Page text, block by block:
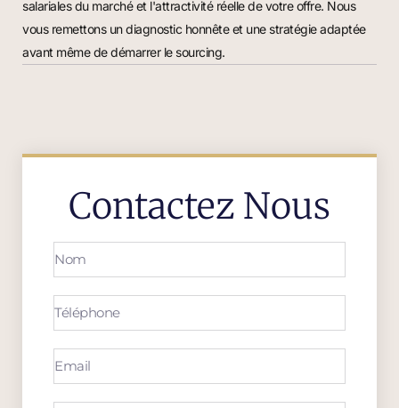
salariales du marché et l'attractivité réelle de votre offre. Nous
vous remettons un diagnostic honnête et une stratégie adaptée
avant même de démarrer le sourcing.
Contactez Nous